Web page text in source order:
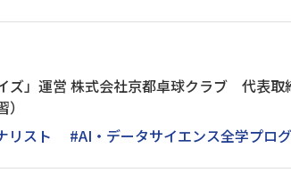
ズ」運営 株式会社京都卓球クラブ 代表取
リスト #AI・データサイエンス全学プロ